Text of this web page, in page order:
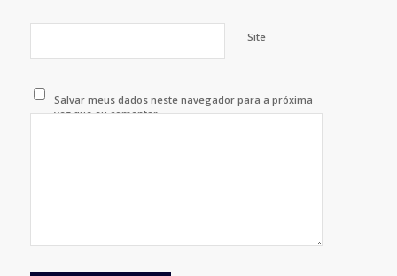
Site
Salvar meus dados neste navegador para a próxima
vez que eu comentar.